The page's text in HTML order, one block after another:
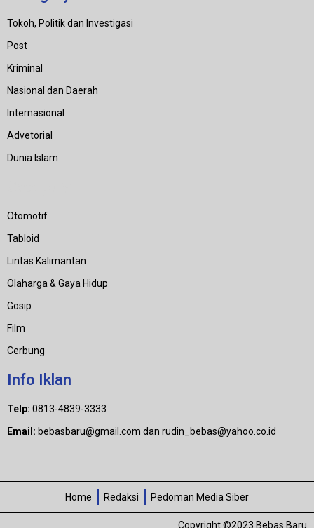
Tokoh, Politik dan Investigasi
Post
Kriminal
Nasional dan Daerah
Internasional
Advetorial
Dunia Islam
Otomotif
Tabloid
Lintas Kalimantan
Olaharga & Gaya Hidup
Gosip
Film
Cerbung
Info Iklan
Telp: 0813-4839-3333
Email: bebasbaru@gmail.com dan rudin_bebas@yahoo.co.id
Home Redaksi Pedoman Media Siber
Copyright ©2023 Bebas Baru